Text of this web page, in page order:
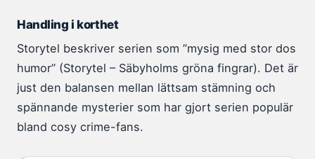
Handling i korthet
Storytel beskriver serien som ”mysig med stor dos
humor” (Storytel – Säbyholms gröna fingrar). Det är
just den balansen mellan lättsam stämning och
spännande mysterier som har gjort serien populär
bland cosy crime-fans.